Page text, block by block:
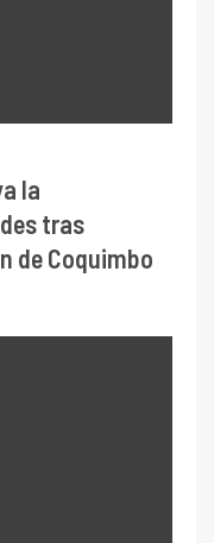
la
tras
de Coquimbo